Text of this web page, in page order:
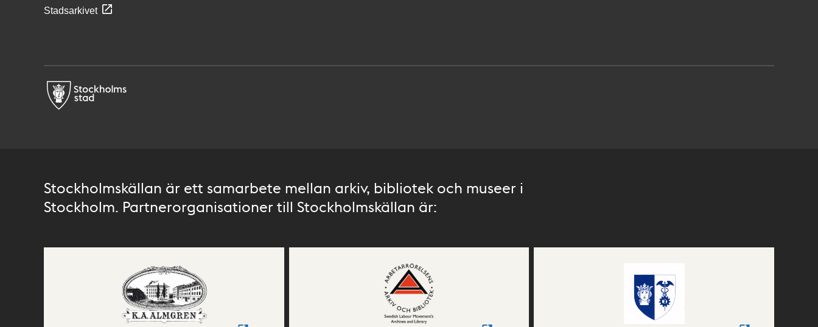
Stadsarkivet
Stockholmskällan är ett samarbete mellan arkiv, bibliotek och museer i
Stockholm. Partnerorganisationer till Stockholmskällan är: